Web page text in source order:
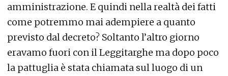
amministrazione. E quindi nella realtà dei fatti
come potremmo mai adempiere a quanto
previsto dal decreto? Soltanto l’altro giorno
eravamo fuori con il Leggitarghe ma dopo poco
la pattuglia è stata chiamata sul luogo di un